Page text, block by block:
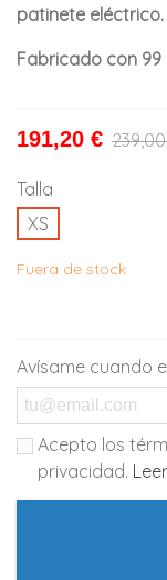
patinete eléctrico.
Fabricado con
191,20 €
Talla
XS
Fuera de stock
Avísame cuando
Acepto los
privacidad.